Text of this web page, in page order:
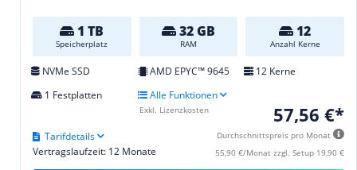
1 TB
Speicherplatz
32 GB
RAM
12
Anzahl Kerne
NVMe SSD AMD EPYC™ 9645
12 Kerne
1 Festplatten
Alle Funktionen
57,56 €*
Durchschnittspreis pro Monat
55,90 €/Monat zzgl. Setup 19,90 €
Vertragslaufzeit: 12 Monate
Tarifdetails
Exkl. Lizenzkosten